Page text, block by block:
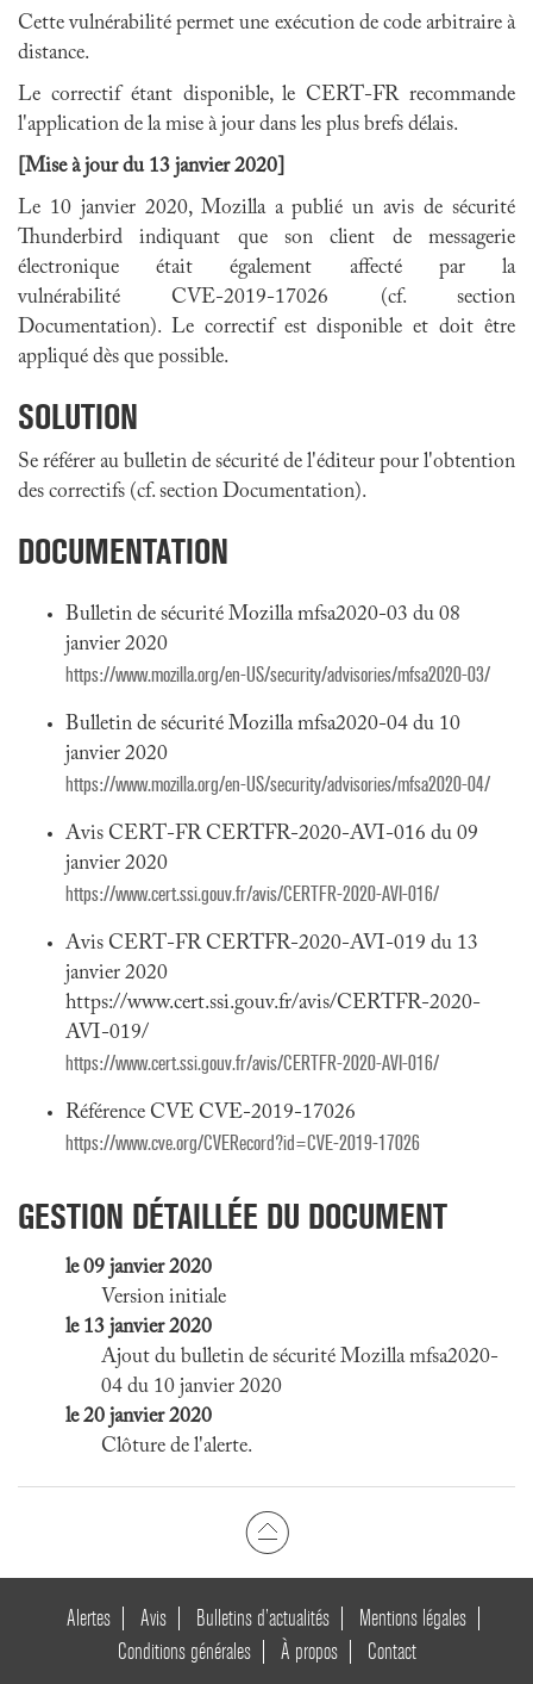
Cette vulnérabilité permet une exécution de code arbitraire à
distance.
Le correctif étant disponible, le CERT-FR recommande
l'application de la mise à jour dans les plus brefs délais.
[Mise à jour du 13 janvier 2020]
Le 10 janvier 2020, Mozilla a publié un avis de sécurité
Thunderbird indiquant que son client de messagerie
électronique était également affecté par la
vulnérabilité CVE-2019-17026 (cf. section
Documentation). Le correctif est disponible et doit être
appliqué dès que possible.
SOLUTION
Se référer au bulletin de sécurité de l'éditeur pour l'obtention
des correctifs (cf. section Documentation).
DOCUMENTATION
Bulletin de sécurité Mozilla mfsa2020-03 du 08
janvier 2020
https://www.mozilla.org/en-US/security/advisories/mfsa2020-03/
Bulletin de sécurité Mozilla mfsa2020-04 du 10
janvier 2020
https://www.mozilla.org/en-US/security/advisories/mfsa2020-04/
Avis CERT-FR CERTFR-2020-AVI-016 du 09
janvier 2020
https://www.cert.ssi.gouv.fr/avis/CERTFR-2020-AVI-016/
Avis CERT-FR CERTFR-2020-AVI-019 du 13
janvier 2020
https://www.cert.ssi.gouv.fr/avis/CERTFR-2020-
AVI-019/
https://www.cert.ssi.gouv.fr/avis/CERTFR-2020-AVI-016/
Référence CVE CVE-2019-17026
https://www.cve.org/CVERecord?id=CVE-2019-17026
GESTION DÉTAILLÉE DU DOCUMENT
le 09 janvier 2020
Version initiale
le 13 janvier 2020
Ajout du bulletin de sécurité Mozilla mfsa2020-
04 du 10 janvier 2020
le 20 janvier 2020
Clôture de l'alerte.
Alertes Avis Bulletins d’actualités
Mentions légales
Conditions générales
À propos Contact